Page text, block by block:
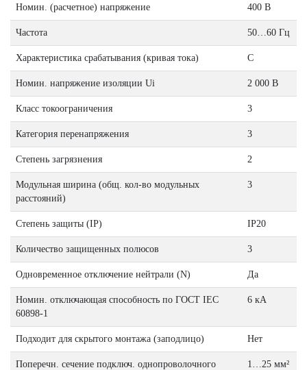
Номин. (расчетное) напряжение 400 В
Частота 50…60 Гц
Характеристика срабатывания (кривая тока) C
Номин. напряжение изоляции Ui 2 000 В
Класс токоограничения 3
Категория перенапряжения 3
Степень загрязнения 2
Модульная ширина (общ. кол-во модульных
расстояний)
3
Степень защиты (IP) IP20
Количество защищенных полюсов 3
Одновременное отключение нейтрали (N) Да
Номин. отключающая способность по ГОСТ IEC
60898-1
6 кА
Подходит для скрытого монтажа (заподлицо) Нет
Поперечн. сечение подключ. однопроволочного
1…25 мм²